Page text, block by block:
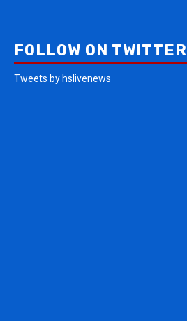
FOLLOW ON TWITTER
Tweets by hslivenews